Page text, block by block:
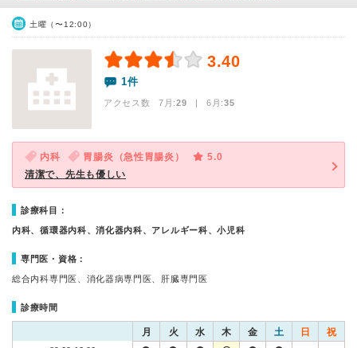
土曜（〜12:00）
3.40
1件
アクセス数 7月:29 | 6月:35
内科 胃腸炎（急性胃腸炎）
5.0
清潔で、先生も優しい
診療科目：
内科、循環器内科、消化器内科、アレルギー科、小児科
専門医・資格：
総合内科専門医、消化器病専門医、肝臓専門医
診療時間
月 火 水 木 金 土 日 祝